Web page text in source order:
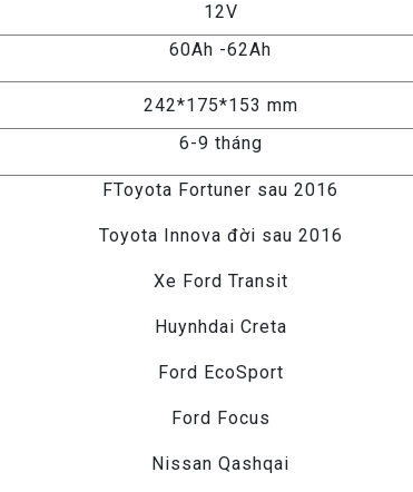
12V
60Ah -62Ah
242*175*153 mm
6-9 tháng
FToyota Fortuner sau 2016
Toyota Innova đời sau 2016
Xe Ford Transit
Huynhdai Creta
Ford EcoSport
Ford Focus
Nissan Qashqai